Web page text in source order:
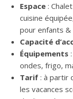
Espace :
cuisine
pour enfants &
Capacité
Équipements
ondes, frigo,
Tarif : à partir
les vacances